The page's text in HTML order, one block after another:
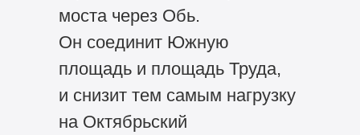
моста через Обь.
Он соединит Южную
площадь и площадь Труда,
и снизит тем самым нагрузку
на Октябрьский